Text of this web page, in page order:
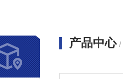
产品中心 /